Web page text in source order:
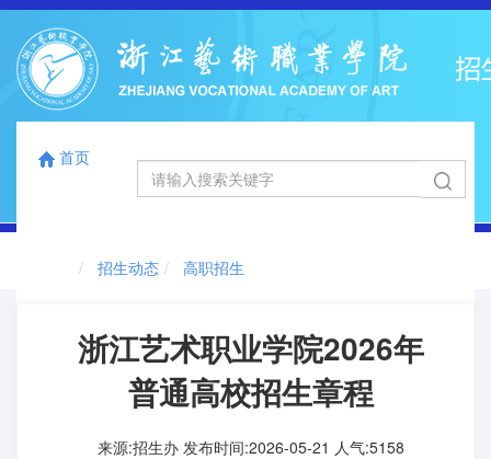
首页
招生动态 高职招生
浙江艺术职业学院2026年
普通高校招生章程
来源:招生办 发布时间:2026-05-21 人气:5158